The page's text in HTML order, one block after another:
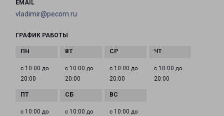
EMAIL
vladimir@pecom.ru
ГРАФИК РАБОТЫ
с 10:00 до
20:00
с 10:00 до
20:00
с 10:00 до
20:00
с 10:00 до
20:00
с 10:00 до
с 10:00 до
с 10:00 до